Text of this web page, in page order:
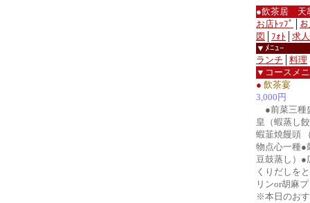
●飲茶居 天
お店ﾄｯﾌﾟ
図
ﾌｫﾄ
求
▼ﾒﾆｭｰ
ランチ
料理
▼コースメ
● 飲茶宴
3,000円
●前菜三種
皇（蝦蒸し
蝦韮焼饅頭
物点心一種●
豆鼓蒸し）●
くりだしを
リンor胡麻
※本日のお